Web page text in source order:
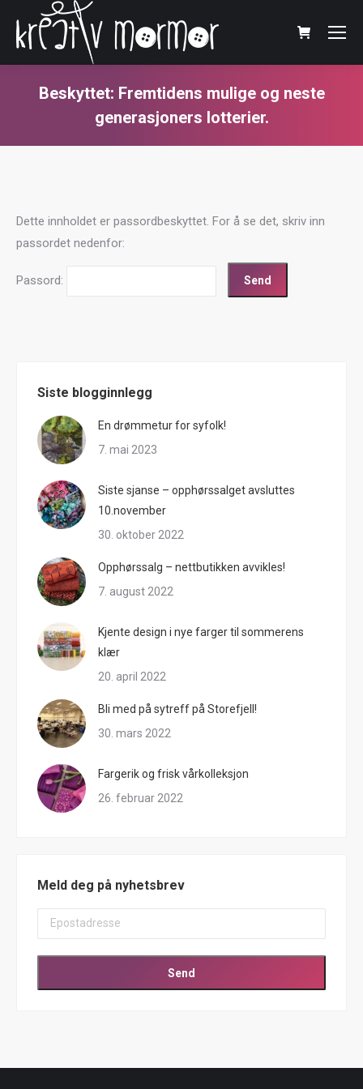
Beskyttet: Fremtidens mulige og neste
generasjoners lotterier.
Dette innholdet er passordbeskyttet. For å se det, skriv inn
passordet nedenfor:
Passord:
Siste blogginnlegg
En drømmetur for syfolk!
7. mai 2023
Siste sjanse – opphørssalget avsluttes
10.november
30. oktober 2022
Opphørssalg – nettbutikken avvikles!
7. august 2022
Kjente design i nye farger til sommerens
klær
20. april 2022
Bli med på sytreff på Storefjell!
30. mars 2022
Fargerik og frisk vårkolleksjon
26. februar 2022
Meld deg på nyhetsbrev